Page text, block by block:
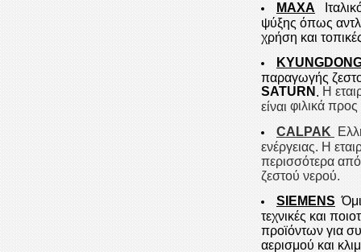
MAXA
ψύξης όπως
χρήση και
παραγωγής
SATURN Η
είναι φιλικά
CALPAK
ενέργειας. Η
περισσότερα
ζεστού νερού.
SIEMENS
τεχνικές και
προϊόντων για
αερισμού και